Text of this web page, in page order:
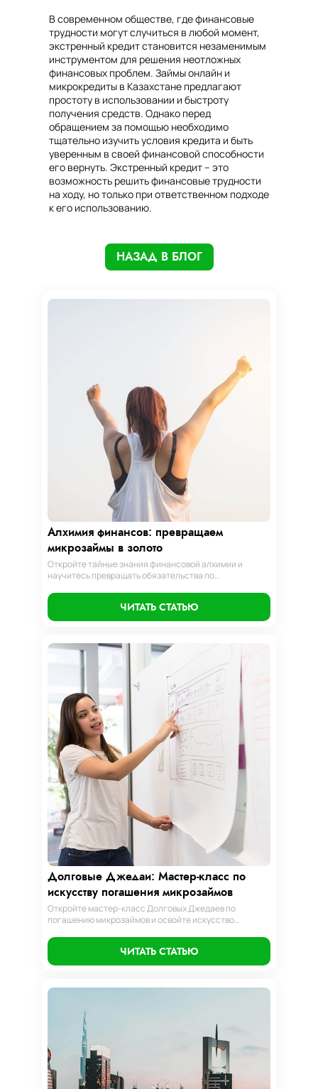
В современном обществе, где финансовые
трудности могут случиться в любой момент,
экстренный кредит становится незаменимым
инструментом для решения неотложных
финансовых проблем. Займы онлайн и
микрокредиты в Казахстане предлагают
простоту в использовании и быстроту
получения средств. Однако перед
обращением за помощью необходимо
тщательно изучить условия кредита и быть
уверенным в своей финансовой способности
его вернуть. Экстренный кредит – это
возможность решить финансовые трудности
на ходу, но только при ответственном подходе
к его использованию.
НАЗАД В БЛОГ
Алхимия финансов: превращаем
микрозаймы в золото
Откройте тайные знания финансовой алхимии и
научитесь превращать обязательства по
мир умного управления долгами с нашим
практическим руководством.
ЧИТАТЬ СТАТЬЮ
Долговые Джедаи: Мастер-класс по
искусству погашения микрозаймов
Откройте мастер-класс Долговых Джедаев по
погашению микрозаймов и освойте искусство
долгами и достичь финансовой гармонии, следуя
нашим проверенным стратегиям.
ЧИТАТЬ СТАТЬЮ